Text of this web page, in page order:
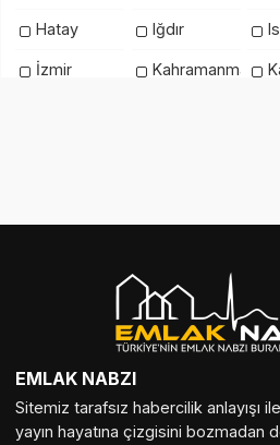
Hatay Iğdır
İzmir Kahramanmaraş
Mardin Mersin
Sakarya
Sinop
Tekirdağ
Uşak Van
EMLAK NABZI
Sitemiz tarafsız habercilik anlayışı ile
yayın hayatına çizgisini bozmadan